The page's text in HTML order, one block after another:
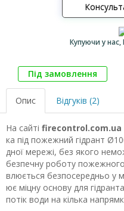
Купуючи у
Під замовлення
Опис Відгуків (2)
На сайті firecontrol.com.ua
ка під пожежний гідрант
дної мережі, без якого
безпечну роботу пожежного
влюється безпосередньо у
ює міцну основу для
потік води на кілька